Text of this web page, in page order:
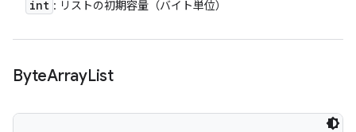
int : リストの初期容量（バイト単位）
ByteArrayList